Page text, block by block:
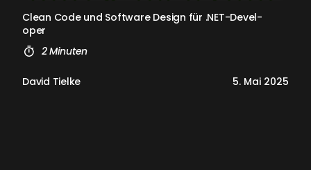
Cle­an Code und Soft­ware De­sign für .NET-De­ve­l­
oper
2 Minuten
David Tielke 5. Mai 2025